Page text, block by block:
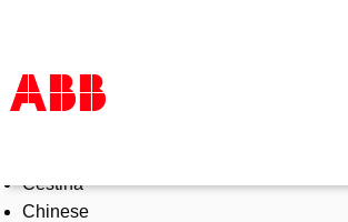
Products & Solutions
Industries
Čeština
Chinese